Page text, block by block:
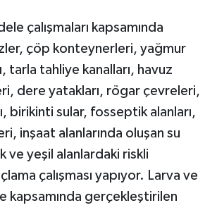
çalışmaları kapsamında
çöp konteynerleri, yağmur
tarla tahliye kanalları, havuz
dere yatakları, rögar çevreleri,
birikinti sular, fosseptik alanları,
inşaat alanlarında oluşan su
ve yeşil alanlardaki riskli
çalışması yapıyor. Larva ve
kapsamında gerçekleştirilen